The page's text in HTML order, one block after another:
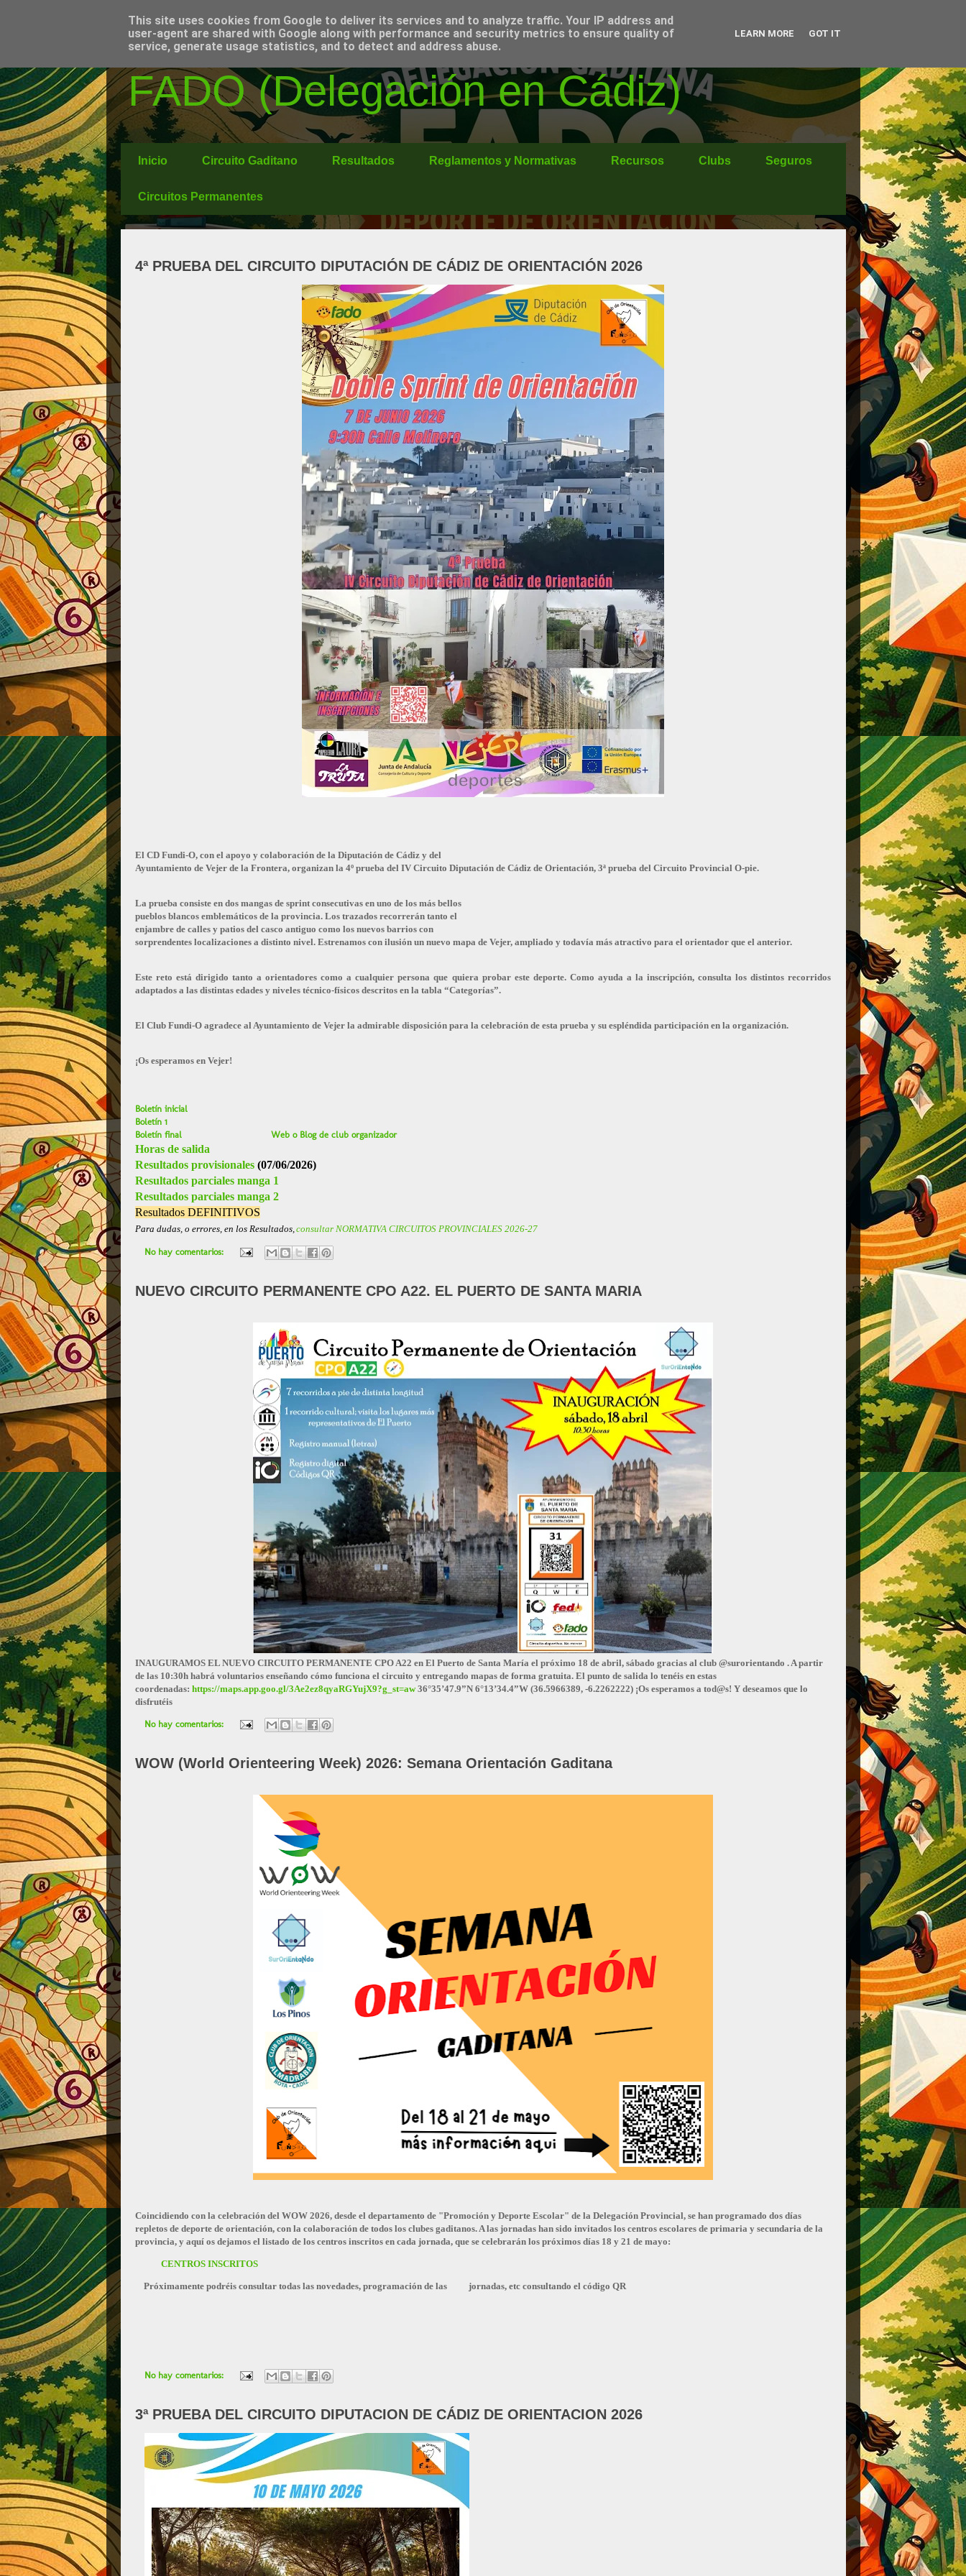
FADO (Delegación en Cádiz)
Inicio Circuito Gaditano Resultados Reglamentos y Normativas Recursos Clubs Seguros
Circuitos Permanentes
4ª PRUEBA DEL CIRCUITO DIPUTACIÓN DE CÁDIZ DE ORIENTACIÓN 2026
El CD Fundi-O, con el apoyo y colaboración de la Diputación de Cádiz y del
Ayuntamiento de Vejer de la Frontera, organizan la 4º prueba del IV Circuito Diputación de Cádiz de Orientación, 3ª prueba del Circuito Provincial O-pie.
La prueba consiste en dos mangas de sprint consecutivas en uno de los más bellos
pueblos blancos emblemáticos de la provincia. Los trazados recorrerán tanto el
enjambre de calles y patios del casco antiguo como los nuevos barrios con
sorprendentes localizaciones a distinto nivel. Estrenamos con ilusión un nuevo mapa de Vejer, ampliado y todavía más atractivo para el orientador que el anterior.
Este reto está dirigido tanto a orientadores como a cualquier persona que quiera probar este deporte. Como ayuda a la inscripción, consulta los distintos recorridos
adaptados a las distintas edades y niveles técnico-físicos descritos en la tabla “Categorías”.
El Club Fundi-O agradece al Ayuntamiento de Vejer la admirable disposición para la celebración de esta prueba y su espléndida participación en la organización.
¡Os esperamos en Vejer!
Boletín inicial
Boletín 1
Boletín final
Web o Blog de club organizador
Horas de salida
Resultados provisionales(07/06/2026)
Resultados parciales manga 1
Resultados parciales manga 2
Resultados DEFINITIVOS
Para dudas, o errores, en los Resultados,consultar NORMATIVA CIRCUITOS PROVINCIALES 2026-27
No hay comentarios:
NUEVO CIRCUITO PERMANENTE CPO A22. EL PUERTO DE SANTA MARIA
INAUGURAMOS EL NUEVO CIRCUITO PERMANENTE CPO A22 en El Puerto de Santa María el próximo 18 de abril, sábado gracias al club @surorientando . A partir
de las 10:30h habrá voluntarios enseñando cómo funciona el circuito y entregando mapas de forma gratuita. El punto de salida lo tenéis en estas
coordenadas: https://maps.app.goo.gl/3Ae2ez8qyaRGYujX9?g_st=aw36°35’47.9”N 6°13’34.4”W (36.5966389, -6.2262222) ¡Os esperamos a tod@s! Y deseamos que lo
disfrutéis
No hay comentarios:
WOW (World Orienteering Week) 2026: Semana Orientación Gaditana
Coincidiendo con la celebración del WOW 2026, desde el departamento de "Promoción y Deporte Escolar" de la Delegación Provincial, se han programado dos días
repletos de deporte de orientación, con la colaboración de todos los clubes gaditanos. A las jornadas han sido invitados los centros escolares de primaria y secundaria de la
provincia, y aquí os dejamos el listado de los centros inscritos en cada jornada, que se celebrarán los próximos días 18 y 21 de mayo:
CENTROS INSCRITOS
Próximamente podréis consultar todas las novedades, programación de las jornadas, etc consultando el código QR
No hay comentarios:
3ª PRUEBA DEL CIRCUITO DIPUTACION DE CÁDIZ DE ORIENTACION 2026
This site uses cookies from Google to deliver its services and to analyze traffic. Your IP address and
user-agent are shared with Google along with performance and security metrics to ensure quality of
service, generate usage statistics, and to detect and address abuse.
LEARN MORE GOT IT